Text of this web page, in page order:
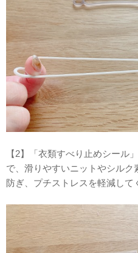
【2】「衣類すべり止めシール
で、滑りやすいニットやシルク
防ぎ、プチストレスを軽減して